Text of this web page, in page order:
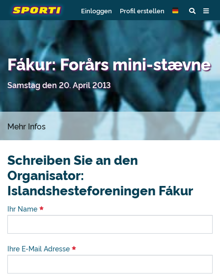
Einloggen Profil erstellen
Fákur: Forårs mini-stævne
Samstag den 20. April 2013
Mehr Infos
Schreiben Sie an den
Organisator:
Islandshesteforeningen Fákur
Ihr Name
Ihre E-Mail Adresse